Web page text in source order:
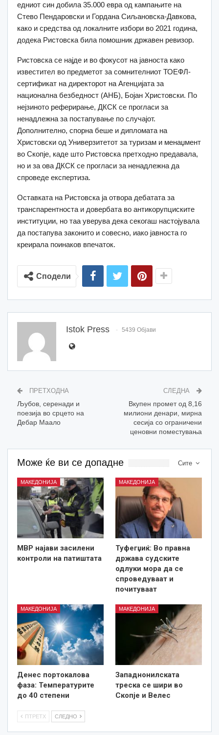
едниот син добила 35.000 евра од кампањите на
Стево Пендаровски и Гордана Сиљановска-Давкова,
како и средства од локалните избори во 2021 година,
додека Ристовска била помошник државен ревизор.
Ристовска се најде и во фокусот на јавноста како
известител во предметот за сомнителниот ТОЕФЛ-
сертификат на директорот на Агенцијата за
национална безбедност (АНБ), Бојан Христовски. По
нејзиното реферирање, ДКСК се прогласи за
ненадлежна за постапување по случајот.
Дополнително, спорна беше и дипломата на
Христовски од Универзитетот за туризам и менаџмент
во Скопје, каде што Ристовска претходно предавала,
но и за ова ДКСК се прогласи за ненадлежна да
спроведе експертиза.
Оставката на Ристовска ја отвора дебатата за
транспарентноста и довербата во антикорупциските
институции, но таа уверува дека секогаш настојувала
да постапува законито и совесно, иако јавноста го
креирала поинаков впечаток.
Сподели
Istok Press 5439 Објави
ПРЕТХОДНА
Љубов, серенади и
поезија во срцето на
Дебар Маало
СЛЕДНА
Вкупен промет од 8,16
милиони денари, мирна
сесија со ограничени
ценовни поместувања
Сите
Може ќе ви се допадне
МАКЕДОНИЈА
МВР најави засилени
контроли на патиштата
МАКЕДОНИЈА
Туфегџиќ: Во правна
држава судските
одлуки мора да се
спроведуваат и
почитуваат
МАКЕДОНИЈА
Денес портокалова
фаза: Температурите
до 40 степени
МАКЕДОНИЈА
Западнонилската
треска се шири во
Скопје и Велес
ПТРЕТХ СЛЕДНО